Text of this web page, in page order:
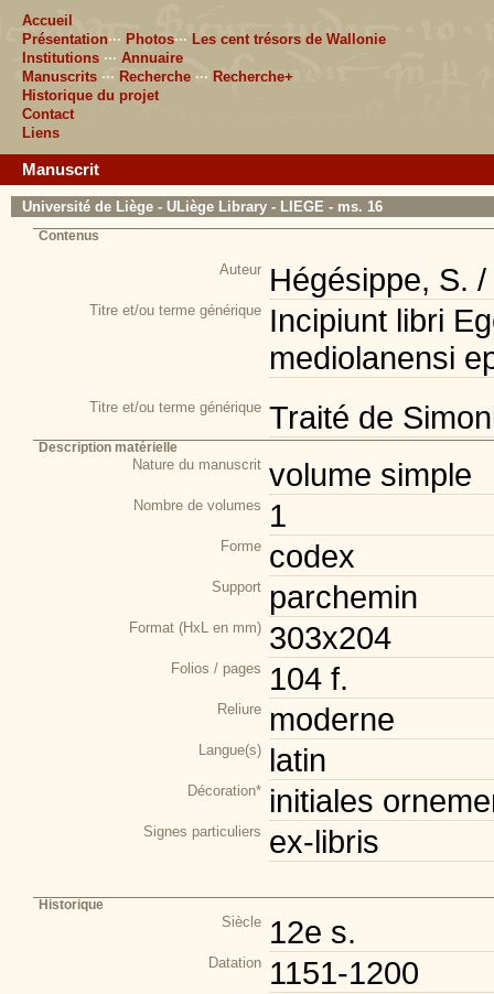
Accueil
Présentation··· Photos··· Les cent trésors de Wallonie
Institutions ··· Annuaire
Manuscrits ··· Recherche ··· Recherche+
Historique du projet
Contact
Liens
Manuscrit
Université de Liège - ULiège Library - LIEGE - ms. 16
Contenus
Auteur Hégésippe, S.
Titre et/ou terme générique Incipiunt libri
mediolanensi
Titre et/ou terme générique Traité de
Description matérielle
Nature du manuscrit volume simple
Nombre de volumes 1
Forme codex
Support parchemin
Format (HxL en mm) 303x204
Folios / pages 104 f.
Reliure moderne
Langue(s) latin
Décoration* initiales
Signes particuliers ex-libris
Historique
Siècle 12e s.
Datation 1151-1200